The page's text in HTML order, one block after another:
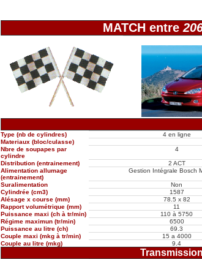
MATCH entre
Type (nb de cylindres) 4 en ligne
Materiaux (bloc/culasse)
Nbre de soupapes par
cylindre
4
Distribution (entrainement) 2 ACT
Alimentation allumage
(entrainement)
Gestion Intégrale Bosch
Suralimentation Non
Cylindrée (cm3)
1587
Alésage x course (mm)
78.5 x 82
Rapport volumétrique (mm)
11
Puissance maxi (ch à tr/min)
110 à 5750
Régime maximun (tr/min)
6500
Puissance au litre (ch)
69.3
Couple maxi (mkg à tr/min)
15 a 4000
Couple au litre (mkg)
9.4